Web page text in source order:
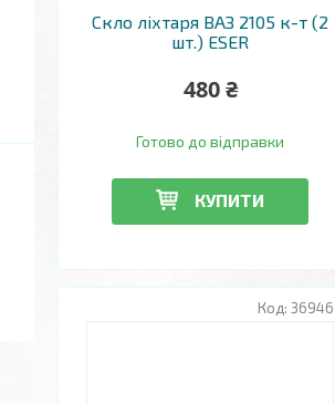
Скло ліхтаря ВАЗ 2105 к-т (2
шт.) ESER
480 ₴
Готово до відправки
КУПИТИ
36946